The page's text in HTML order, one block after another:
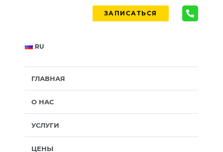
ЗАПИСАТЬСЯ
RU
ГЛАВНАЯ
О НАС
УСЛУГИ
ЦЕНЫ